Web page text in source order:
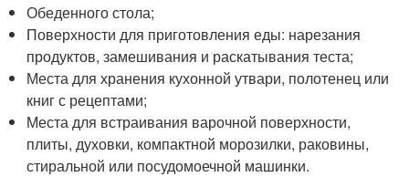
Обеденного стола;
Поверхности для приготовления еды: нарезания
продуктов, замешивания и раскатывания теста;
Места для хранения кухонной утвари, полотенец или
книг с рецептами;
Места для встраивания варочной поверхности,
плиты, духовки, компактной морозилки, раковины,
стиральной или посудомоечной машинки.